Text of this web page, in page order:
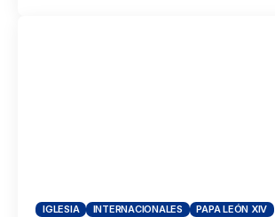
IGLESIA INTERNACIONALES
PAPA LEÓN XIV